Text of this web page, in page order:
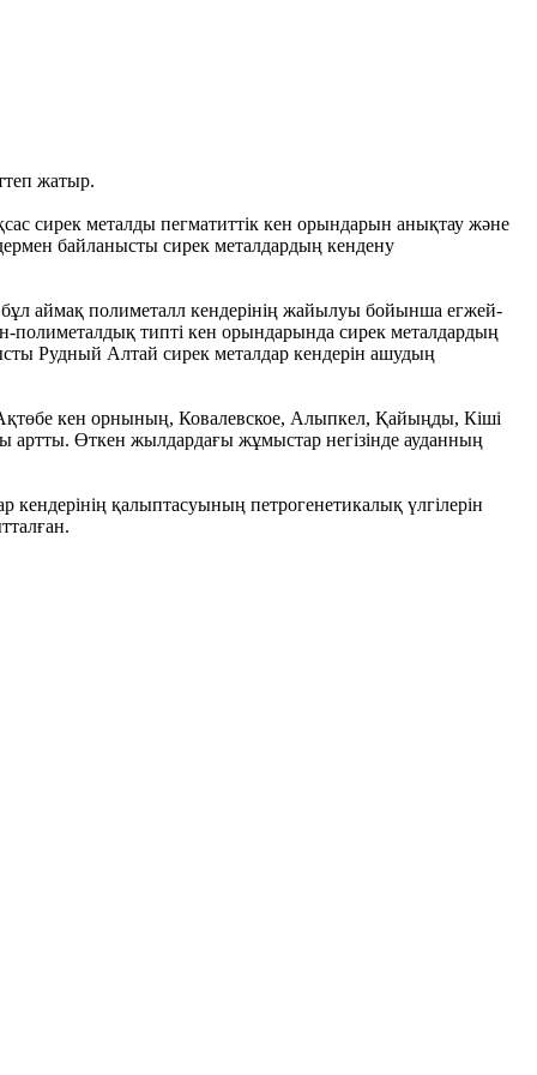
жатыр.
сирек металды пегматиттік кен орындарын анықтау және
байланысты сирек металдардың кендену
аймақ полиметалл кендерінің жайылуы бойынша егжей-
полиметалдық типті кен орындарында сирек металдардың
Рудный Алтай сирек металдар кендерін ашудың
кен орнының, Ковалевское, Алыпкел, Қайыңды, Кіші
артты. Өткен жылдардағы жұмыстар негізінде ауданның
қалыптасуының петрогенетикалық үлгілерін